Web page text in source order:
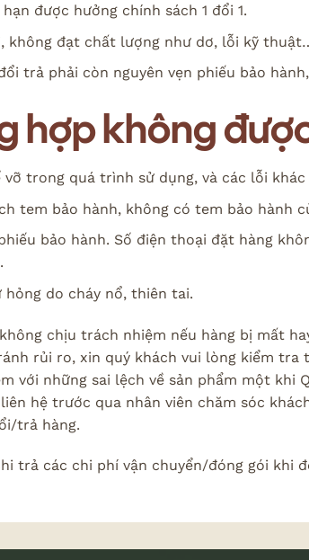
được hưởng chính sách 1 đổi 1.
không đạt chất lượng như dơ, lỗi kỹ
trả phải còn nguyên vẹn phiếu bảo
hợp không
vỡ trong quá trình sử dụng, và các lỗi
tem bảo hành, không có tem bảo hành
bảo hành. Số điện thoại đặt hàng
hỏng do cháy nổ, thiên tai.
không chịu trách nhiệm nếu hàng bị mất
rủi ro, xin quý khách vui lòng kiểm tra
với những sai lệch về sản phẩm một khi
hệ trước qua nhân viên chăm sóc
trả hàng.
trả các chi phí vận chuyển/đóng gói khi